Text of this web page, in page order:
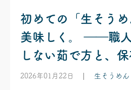
初めての「生そう
美味しく。 ――職
しない茹で方と、
2026年01月22日 生そうめん